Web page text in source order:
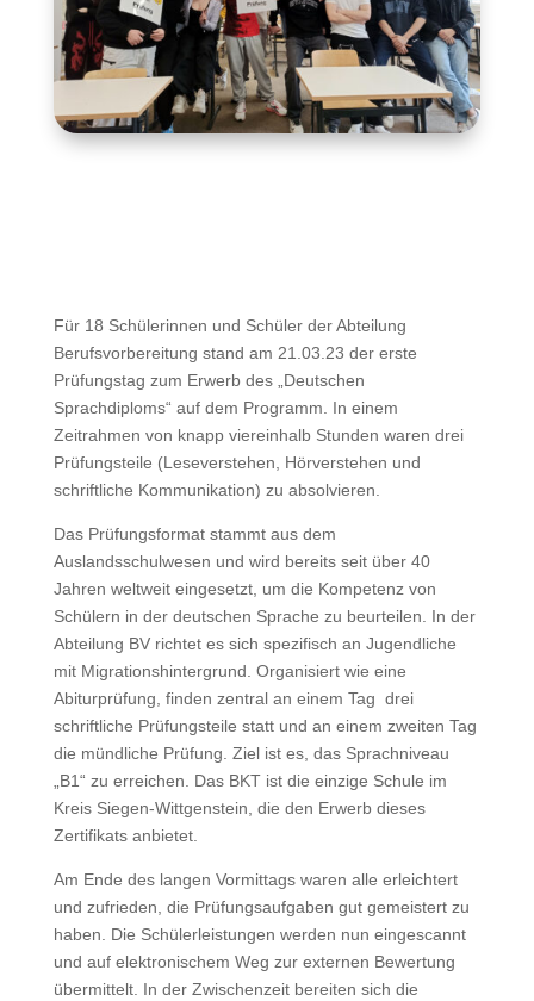
Für 18 Schülerinnen und Schüler der Abteilung
Berufsvorbereitung stand am 21.03.23 der erste
Prüfungstag zum Erwerb des „Deutschen
Sprachdiploms“ auf dem Programm. In einem
Zeitrahmen von knapp viereinhalb Stunden waren drei
Prüfungsteile (Leseverstehen, Hörverstehen und
schriftliche Kommunikation) zu absolvieren.
Das Prüfungsformat stammt aus dem
Auslandsschulwesen und wird bereits seit über 40
Jahren weltweit eingesetzt, um die Kompetenz von
Schülern in der deutschen Sprache zu beurteilen. In der
Abteilung BV richtet es sich spezifisch an Jugendliche
mit Migrationshintergrund. Organisiert wie eine
Abiturprüfung, finden zentral an einem Tag drei
schriftliche Prüfungsteile statt und an einem zweiten Tag
die mündliche Prüfung. Ziel ist es, das Sprachniveau
„B1“ zu erreichen. Das BKT ist die einzige Schule im
Kreis Siegen-Wittgenstein, die den Erwerb dieses
Zertifikats anbietet.
Am Ende des langen Vormittags waren alle erleichtert
und zufrieden, die Prüfungsaufgaben gut gemeistert zu
haben. Die Schülerleistungen werden nun eingescannt
und auf elektronischem Weg zur externen Bewertung
übermittelt. In der Zwischenzeit bereiten sich die